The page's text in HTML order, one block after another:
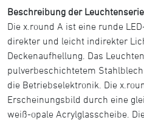
Beschreibung der
Die x.round A ist eine runde
direkter und leicht indirekter
Deckenaufhellung. Das
pulverbeschichtetem
die Betriebselektronik. Die
Erscheinungsbild durch eine
weiß-opale Acrylglasscheibe.